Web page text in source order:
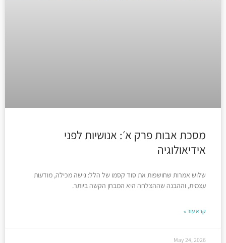
מסכת אבות פרק א׳: אנושיות לפני
אידיאולוגיה
שלוש אמרות שחושפות את סוד קסמו של הלל: גישה מכילה, מודעות
עצמית, וההבנה שההצלחה היא המבחן הקשה ביותר.
קרא עוד »
May 24, 2026